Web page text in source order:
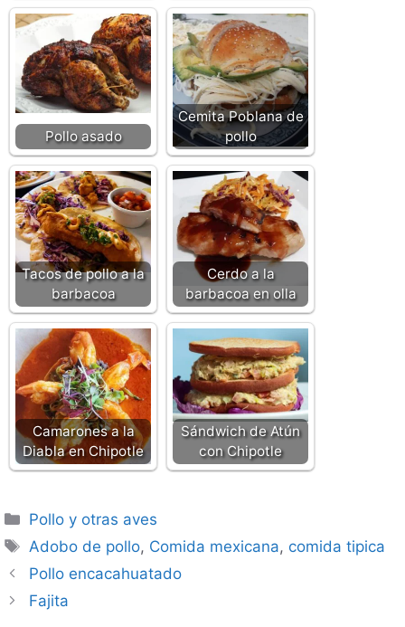
Pollo asado
Cemita Poblana de
pollo
Tacos de pollo a la
barbacoa
Cerdo a la
barbacoa en olla
Camarones a la
Diabla en Chipotle
Sándwich de Atún
con Chipotle
Categorías
Pollo y otras aves
Etiquetas
Adobo de pollo, Comida mexicana, comida tipica
Pollo encacahuatado
Fajita